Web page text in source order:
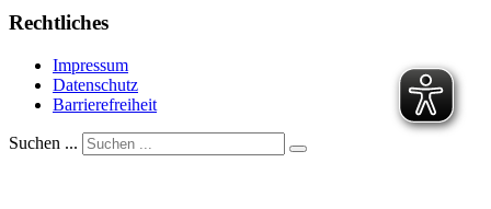
Rechtliches
Impressum
Datenschutz
Barrierefreiheit
Suchen ...